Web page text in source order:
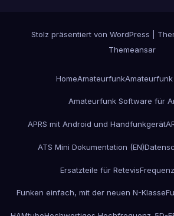
Stolz präsentiert von WordPress
Themeansar
HomeAmateurfunkAmateurfunk
Amateurfunk Software für
APRS mit Android und Handfunkgerät
ATS Mini Dokumentation (EN)
Ersatzteile für Retevis
Funken einfach, mit der neuen N-Klasse